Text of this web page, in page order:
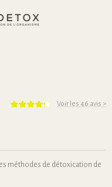
Voir les 46 avis >
méthodes de détoxication de